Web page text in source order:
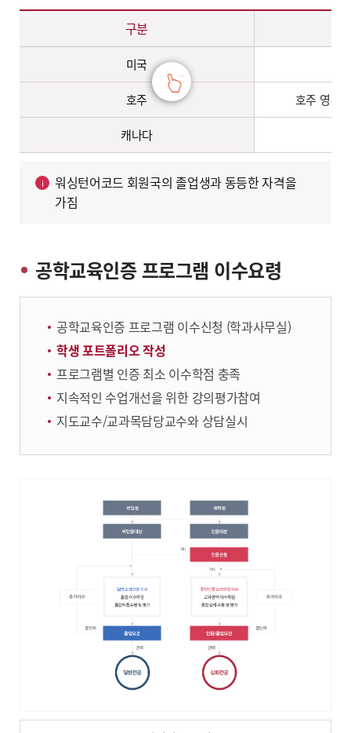
국외 혜택 – 구분(미국, 호주, 캐나다), 내용 정보 제공
구분
미국
호주 호주 영주
캐나다
워싱턴어코드 회원국의 졸업생과 동등한 자격을
가짐
공학교육인증 프로그램 이수요령
공학교육인증 프로그램 이수신청 (학과사무실)
학생 포트폴리오 작성
프로그램별 인증 최소 이수학점 충족
지속적인 수업개선을 위한 강의평가참여
지도교수/교과목담당교수와 상담실시